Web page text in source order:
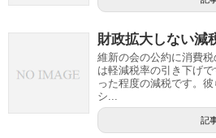
財政拡大しない減
維新の会の公約に消費
は軽減税率の引き下げ
った程度の減税です。
シ...
記